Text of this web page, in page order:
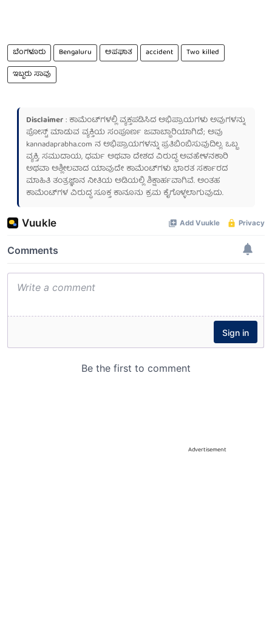
ಬೆಂಗಳೂರು Bengaluru ಅಪಘಾತ accident
Two killed
ಇಬ್ಬರು ಸಾವು
Disclaimer: ಕಾಮೆಂಟ್‌ಗಳಲ್ಲಿ ವ್ಯಕ್ತಪಡಿಸಿದ ಅಭಿಪ್ರಾಯಗಳು ಅವುಗಳನ್ನು
ಪೋಸ್ಟ್ ಮಾಡುವ ವ್ಯಕ್ತಿಯ ಸಂಪೂರ್ಣ ಜವಾಬ್ದಾರಿಯಾಗಿದೆ; ಅವು
kannadaprabha.com ನ ಅಭಿಪ್ರಾಯಗಳನ್ನು ಪ್ರತಿಬಿಂಬಿಸುವುದಿಲ್ಲ. ಒಬ್ಬ
ವ್ಯಕ್ತಿ, ಸಮುದಾಯ, ಧರ್ಮ ಅಥವಾ ದೇಶದ ವಿರುದ್ಧ ಅವಹೇಳನಕಾರಿ
ಅಥವಾ ಅಶ್ಲೀಲವಾದ ಯಾವುದೇ ಕಾಮೆಂಟ್‌ಗಳು ಭಾರತ ಸರ್ಕಾರದ
ಮಾಹಿತಿ ತಂತ್ರಜ್ಞಾನ ನೀತಿಯ ಅಡಿಯಲ್ಲಿ ಶಿಕ್ಷಾರ್ಹವಾಗಿವೆ. ಅಂತಹ
ಕಾಮೆಂಟ್‌ಗಳ ವಿರುದ್ಧ ಸೂಕ್ತ ಕಾನೂನು ಕ್ರಮ ಕೈಗೊಳ್ಳಲಾಗುವುದು.
Advertisement